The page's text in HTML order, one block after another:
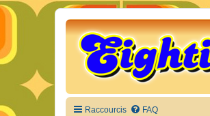
Raccourcis FAQ